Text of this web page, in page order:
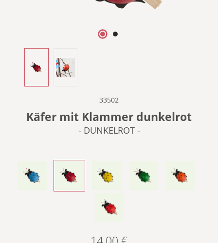
33502
Käfer mit Klammer dunkelrot
- DUNKELROT -
- BLAU - - DUNKELROT -- GELB - - GRÜN - - ORANGE -
- ROT -